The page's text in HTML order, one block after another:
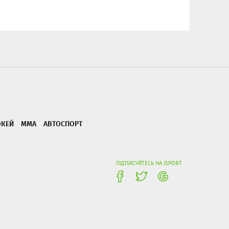
ММА АВТОСПОРТ
ПІДПИСУЙТЕСЬ НА ISPORT